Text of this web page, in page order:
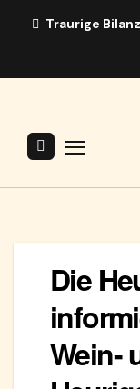
Traurige
Die
Wein-